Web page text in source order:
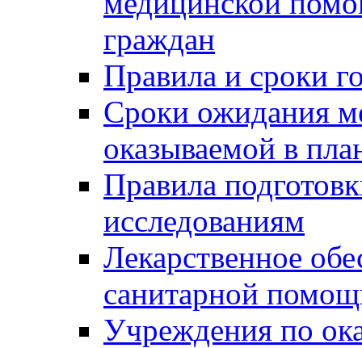
граждан
Правила и сроки
Сроки ожидания
оказываемой в
Правила
исследованиям
Лекарственное
санитарной
Учреждения по